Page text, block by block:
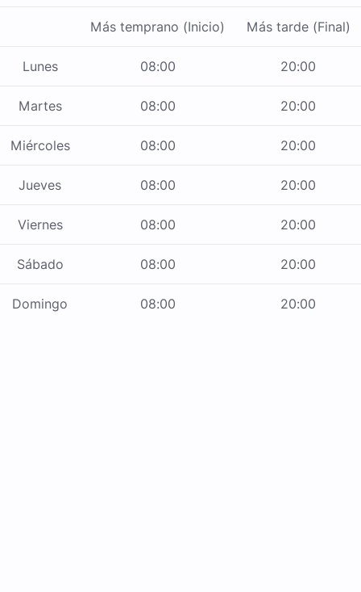
Más temprano (Inicio) Más tarde (Final)
Lunes 08:00 20:00
Martes 08:00 20:00
Miércoles 08:00 20:00
Jueves 08:00 20:00
Viernes 08:00 20:00
Sábado 08:00 20:00
Domingo 08:00 20:00